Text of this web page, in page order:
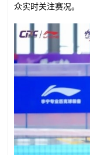
众实时关注赛况。